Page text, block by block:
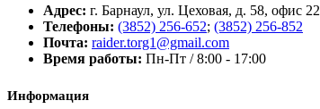
Адрес: г. Барнаул, ул. Цеховая, д. 58, офис 22
Телефоны: (3852) 256-652; (3852) 256-852
Почта: raider.torg1@gmail.com
Время работы: Пн-Пт / 8:00 - 17:00
Информация